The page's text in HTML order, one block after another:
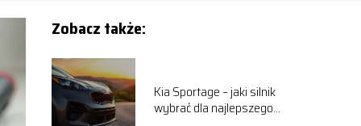
Zobacz także:
Kia Sportage – jaki silnik
wybrać dla najlepszego